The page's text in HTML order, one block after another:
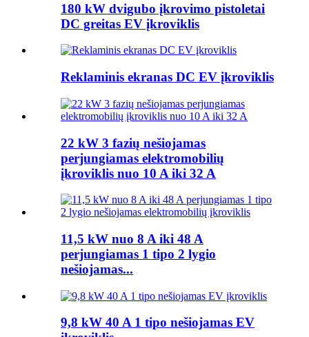
180 kW dvigubo įkrovimo pistoletai
DC greitas EV įkroviklis
Reklaminis ekranas DC EV įkroviklis
22 kW 3 fazių nešiojamas
perjungiamas elektromobilių
įkroviklis nuo 10 A iki 32 A
11,5 kW nuo 8 A iki 48 A
perjungiamas 1 tipo 2 lygio
nešiojamas...
9,8 kW 40 A 1 tipo nešiojamas EV